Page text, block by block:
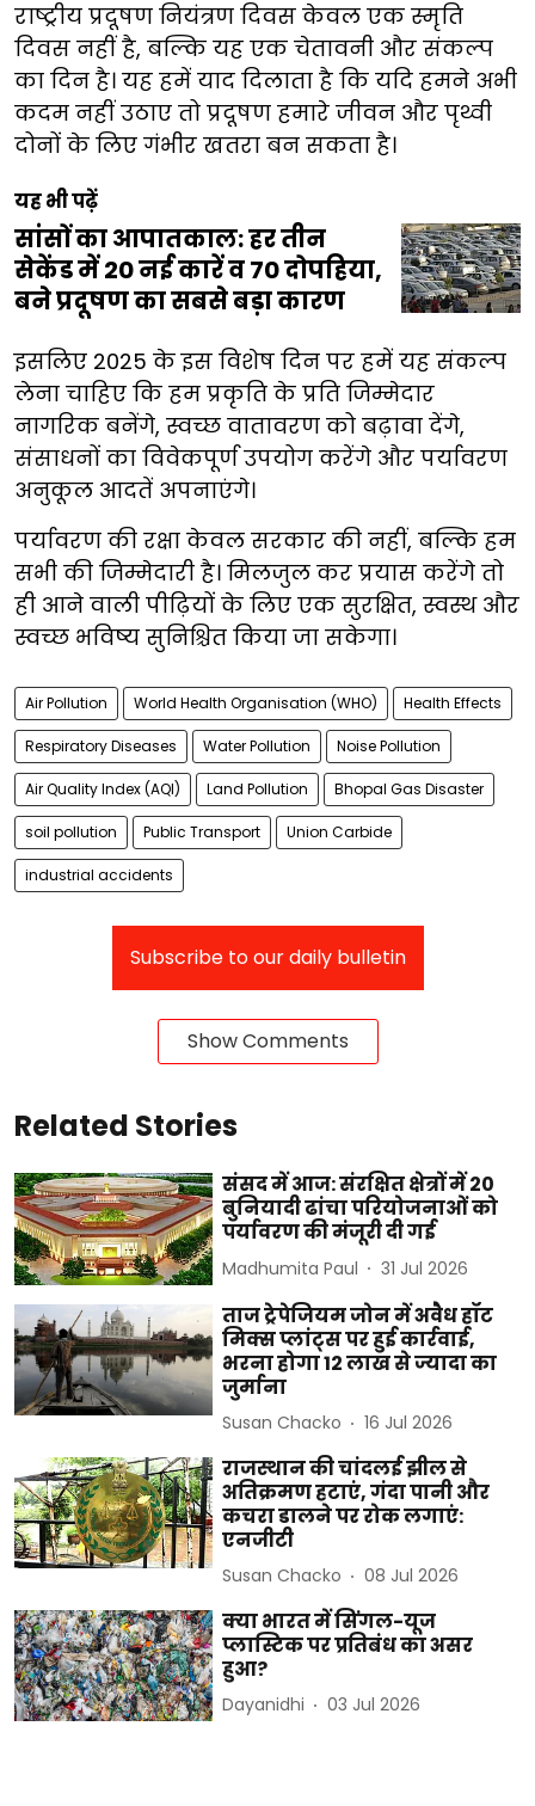
राष्ट्रीय प्रदूषण नियंत्रण दिवस केवल एक स्मृति
दिवस नहीं है, बल्कि यह एक चेतावनी और संकल्प
का दिन है। यह हमें याद दिलाता है कि यदि हमने अभी
कदम नहीं उठाए तो प्रदूषण हमारे जीवन और पृथ्वी
दोनों के लिए गंभीर खतरा बन सकता है।
यह भी पढ़ें
सांसों का आपातकाल: हर तीन
सेकेंड में 20 नई कारें व 70 दोपहिया,
बने प्रदूषण का सबसे बड़ा कारण
इसलिए 2025 के इस विशेष दिन पर हमें यह संकल्प
लेना चाहिए कि हम प्रकृति के प्रति जिम्मेदार
नागरिक बनेंगे, स्वच्छ वातावरण को बढ़ावा देंगे,
संसाधनों का विवेकपूर्ण उपयोग करेंगे और पर्यावरण
अनुकूल आदतें अपनाएंगे।
पर्यावरण की रक्षा केवल सरकार की नहीं, बल्कि हम
सभी की जिम्मेदारी है। मिलजुल कर प्रयास करेंगे तो
ही आने वाली पीढ़ियों के लिए एक सुरक्षित, स्वस्थ और
स्वच्छ भविष्य सुनिश्चित किया जा सकेगा।
Air Pollution World Health Organisation (WHO) Health Effects
Respiratory Diseases Water Pollution Noise Pollution
Air Quality Index (AQI) Land Pollution Bhopal Gas Disaster
soil pollution Public Transport Union Carbide
industrial accidents
Subscribe to our daily bulletin
Show Comments
Related Stories
संसद में आज: संरक्षित क्षेत्रों में 20
बुनियादी ढांचा परियोजनाओं को
पर्यावरण की मंजूरी दी गई
Madhumita Paul 31 Jul 2026
ताज ट्रेपेजियम जोन में अवैध हॉट
मिक्स प्लांट्स पर हुई कार्रवाई,
भरना होगा 12 लाख से ज्यादा का
जुर्माना
Susan Chacko 16 Jul 2026
राजस्थान की चांदलई झील से
अतिक्रमण हटाएं, गंदा पानी और
कचरा डालने पर रोक लगाएं:
एनजीटी
Susan Chacko 08 Jul 2026
क्या भारत में सिंगल-यूज
प्लास्टिक पर प्रतिबंध का असर
हुआ?
Dayanidhi 03 Jul 2026